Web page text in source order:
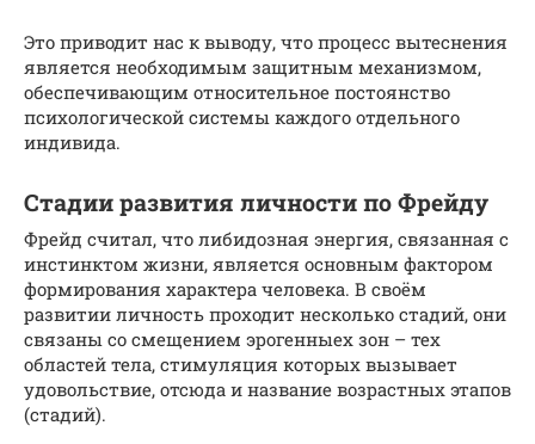
Это приводит нас к выводу, что процесс вытеснения
является необходимым защитным механизмом,
обеспечивающим относительное постоянство
психологической системы каждого отдельного
индивида.
Стадии развития личности по Фрейду
Фрейд считал, что либидозная энергия, связанная с
инстинктом жизни, является основным фактором
формирования характера человека. В своём
развитии личность проходит несколько стадий, они
связаны со смещением эрогенныех зон – тех
областей тела, стимуляция которых вызывает
удовольствие, отсюда и название возрастных этапов
(стадий).